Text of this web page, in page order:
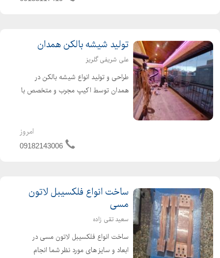
تولید شیشه بالکن همدان
علی شریفی گلریز
طراحی و تولید انواع شیشه بالکن در
همدان توسط اکیپ مجرب و متخصص با
امروز
09182143006
ساخت انواع فلکسیبل لاتون
مسی
سعید تقی زاده
ساخت انواع فلکسیبل لاتون مسی در
ابعاد و سایز های مورد نظر شما انجام